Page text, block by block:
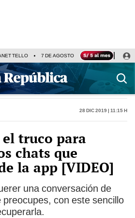
TELLO 7 DE AGOSTO TINKA RESULTADOS
28 Dic 2019 | 11:15 h
truco para
chats que
la app [VIDEO]
una conversación de
con este sencillo